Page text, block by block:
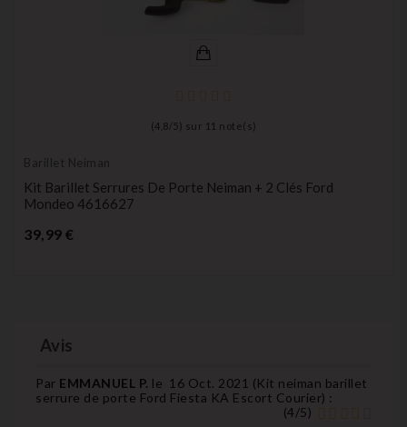
(4,8 / 5) sur 11 note(s)
Barillet Neiman
Kit Barillet Serrures De Porte Neiman + 2 Clés Ford
Mondeo 4616627
39,99 €
Avis
Par EMMANUEL P. le 16 Oct. 2021 (Kit neiman barillet
serrure de porte Ford Fiesta KA Escort Courier) :
(4/5)